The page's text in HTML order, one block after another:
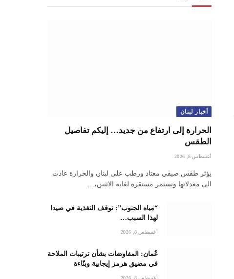
أخبار لبنان
الحرارة إلى ارتفاع من جديد… إليكم تفاصيل
الطقس
أغسطس 8, 2026
يؤثر طقس صيفي معتاد ورطب على لبنان والحرارة عادت
الى معدلاتها وتستمر مستقرة لغاية الاثنين،…
“مياه الجنوب”: توقف التغذية في صيدا
لهذا السبب…
أغسطس 8, 2026
عُمان: المفاوضات بشأن ترتيبات الملاحة
في مضيق هرمز إيجابية وبنّاءة
أغسطس 8, 2026